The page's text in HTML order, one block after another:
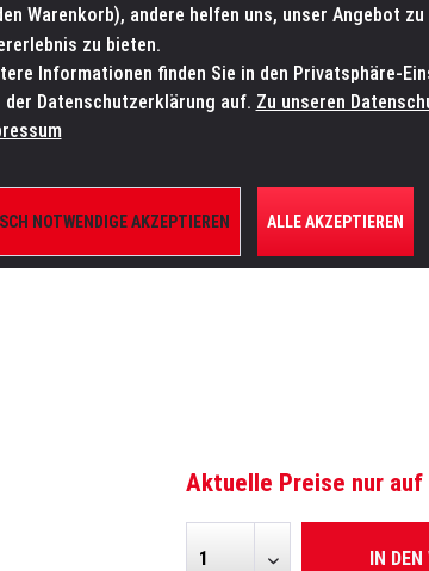
800 24/7: sales@lmp.de SERVICE-
SERVICE ÜBER UNS
Aktuelle Preise nur auf
IN DEN
Warenkorb), andere helfen uns, unser Angebot
zu bieten.
Informationen finden Sie in den Privatsphäre-
der Datenschutzerklärung auf. Zu unseren
NOTWENDIGE AKZEPTIEREN ALLE AKZEPTIEREN